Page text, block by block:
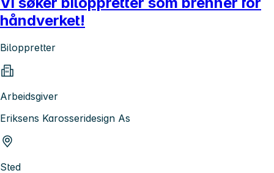
håndverket!
Biloppretter
Arbeidsgiver
Eriksens Karosseridesign As
Sted